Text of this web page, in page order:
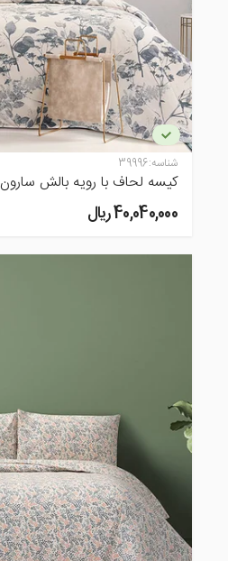
شناسه:39996
کیسه لحاف با رویه بالش سارون
40,040,000 ريال